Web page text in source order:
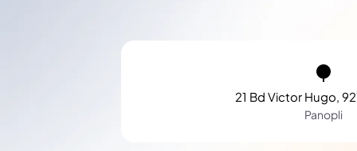
21 Bd Victor Hugo,
Panopli